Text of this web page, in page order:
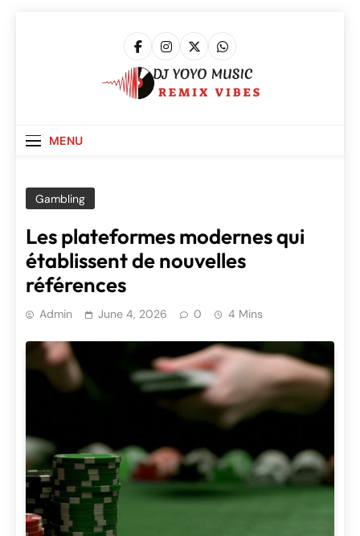
MENU
Gambling
Les plateformes modernes qui
établissent de nouvelles
références
Admin June 4, 2026 0 4 Mins